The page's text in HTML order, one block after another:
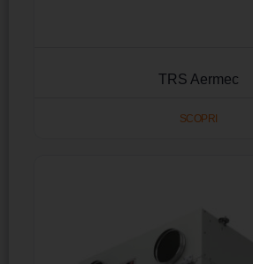
TRS Aermec
SCOPRI